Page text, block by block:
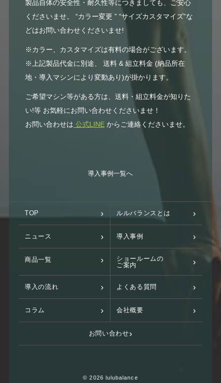
製品自体の安全性・耐久性等につきましても、ご安心
くださいませ。 “カラー変更 ” “サイズカスタマイズ”な
どはお問い合わせくださいませ!
※カラー、カスタマイズは有料の場合がございます。
※上記製品代金に別途、 送料 & 組立料金 (納品所在
地・導入マシンにより変動あり)が掛かります。
ご希望マシン等がある方は、送料・組立料金が知りた
い!等 お気軽にお問い合わせくださいませ！
お問い合わせは 公式LINEからご連絡くださいませ。
導入事例一覧へ
TOP ルルバランスとは
ニュース 導入事例
商品一覧
ショールームの
ご案内
導入の流れ よくある質問
コラム 会社概要
お問い合わせ
© 2026 lulubalance